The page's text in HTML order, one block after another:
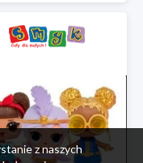
z naszych